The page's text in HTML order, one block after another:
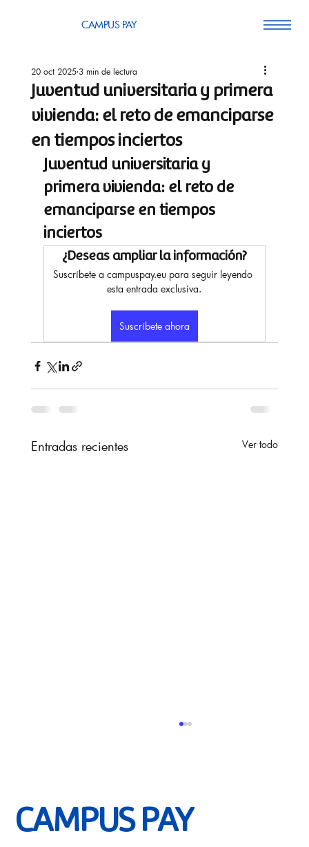
CAMPUS PAY
Juventud universitaria y primera
vivienda: el reto de emanciparse
en tiempos inciertos
20 oct 20253 min de lectura
Juventud universitaria y
primera vivienda: el reto de
emanciparse en tiempos
inciertos
¿Deseas ampliar la información?
Suscríbete a campuspay.eu para seguir leyendo
esta entrada exclusiva.
Suscríbete ahora
Entradas recientes Ver todo
CAMPUS PAY